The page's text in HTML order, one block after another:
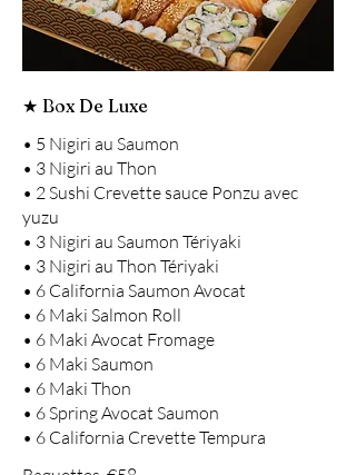
★ Box De Luxe
• 5 Nigiri au Saumon
• 3 Nigiri au Thon
• 2 Sushi Crevette sauce Ponzu avec
yuzu
• 3 Nigiri au Saumon Tériyaki
• 3 Nigiri au Thon Tériyaki
• 6 California Saumon Avocat
• 6 Maki Salmon Roll
• 6 Maki Avocat Fromage
• 6 Maki Saumon
• 6 Maki Thon
• 6 Spring Avocat Saumon
• 6 California Crevette Tempura